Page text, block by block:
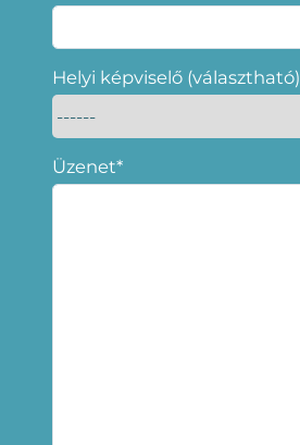
Helyi képviselő (választható)
Üzenet*